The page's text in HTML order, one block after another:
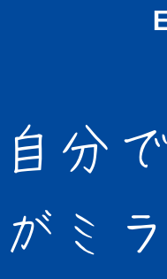
自分
が ミ